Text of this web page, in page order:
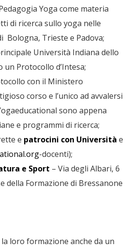
Yoga come materia
di ricerca sullo yoga nelle
Bologna, Trieste e Padova;
Università Indiana dello
Protocollo d’Intesa;
con il Ministero
corso e l’unico ad avvalersi
sono appena
e programmi di ricerca;
e patrocini con Università e
-docenti);
e Sport – Via degli Albari, 6
della Formazione di Bressanone
loro formazione anche da un